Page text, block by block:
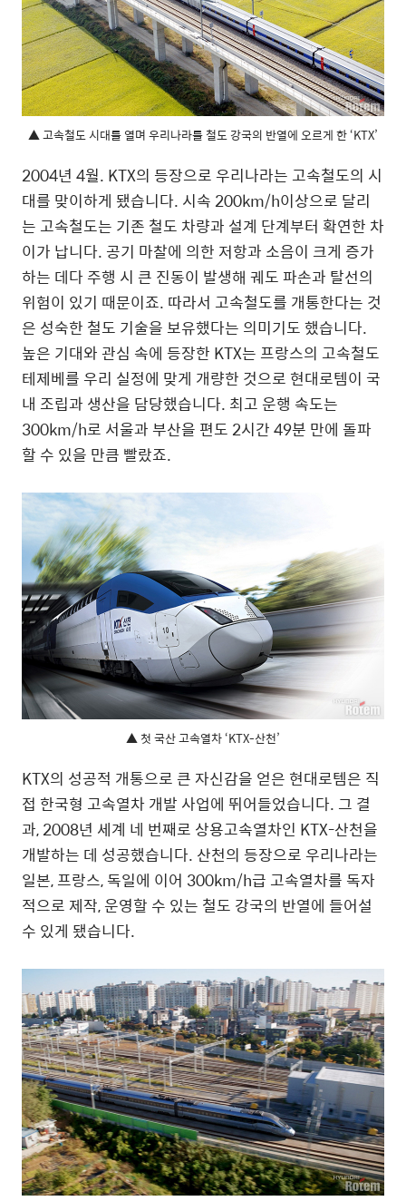
▲ 고속철도 시대를 열며 우리나라를 철도 강국의 반열에 오르게 한 ‘KTX’
2004년 4월. KTX의 등장으로 우리나라는 고속철도의 시
대를 맞이하게 됐습니다. 시속 200km/h이상으로 달리
는 고속철도는 기존 철도 차량과 설계 단계부터 확연한 차
이가 납니다. 공기 마찰에 의한 저항과 소음이 크게 증가
하는 데다 주행 시 큰 진동이 발생해 궤도 파손과 탈선의
위험이 있기 때문이죠. 따라서 고속철도를 개통한다는 것
은 성숙한 철도 기술을 보유했다는 의미기도 했습니다.
높은 기대와 관심 속에 등장한 KTX는 프랑스의 고속철도
테제베를 우리 실정에 맞게 개량한 것으로 현대로템이 국
내 조립과 생산을 담당했습니다. 최고 운행 속도는
300km/h로 서울과 부산을 편도 2시간 49분 만에 돌파
할 수 있을 만큼 빨랐죠.
▲ 첫 국산 고속열차 ‘KTX-산천’
KTX의 성공적 개통으로 큰 자신감을 얻은 현대로템은 직
접 한국형 고속열차 개발 사업에 뛰어들었습니다. 그 결
과, 2008년 세계 네 번째로 상용고속열차인 KTX-산천을
개발하는 데 성공했습니다. 산천의 등장으로 우리나라는
일본, 프랑스, 독일에 이어 300km/h급 고속열차를 독자
적으로 제작, 운영할 수 있는 철도 강국의 반열에 들어설
수 있게 됐습니다.